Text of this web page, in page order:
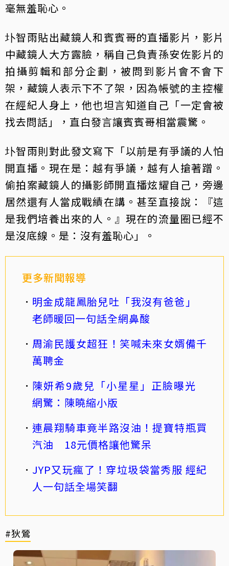
毫無羞恥心。
圤智雨貼出藏鏡人和賓賓哥的直播影片，影片
中藏鏡人大方露臉，稱自己負責孫安佐影片的
拍攝剪輯和部分企劃，被問到影片會不會下
架，藏鏡人表示下不了架，因為帳號的主控權
在經紀人身上，他也坦言知道自己「一定會被
找去問話」，直白發言讓賓賓哥相當震驚。
圤智雨則對此發文寫下「以前是有爭議的人怕
開直播。現在是：越有爭議，越有人搶著蹭。
偷拍案藏鏡人的攝影師開直播炫耀自己，旁邊
居然還有人當成戰績在講。甚至直接說：『這
是我們培養出來的人。』現在的流量圈已經不
是沒底線。是：沒有羞恥心」。
更多新聞報導
明金成龍鳳胎兒吐「我沒有爸爸」
老師暖回一句話全網鼻酸
周渝民護女超狂！笑喊未來女婿備千
萬聘金
陳妍希9歲兒「小星星」正臉曝光
網驚：陳曉縮小版
連晨翔騎車竟半路沒油！提寶特瓶買
汽油 18元價格讓他驚呆
JYP又玩瘋了！穿垃圾袋當秀服 經紀
人一句話全場笑翻
#狄鶯